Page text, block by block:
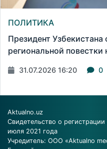
ПОЛИТИКА
Президент
региональной
31.07.2026 16:20 0
Aktualno.uz
Свидетельство о
июля 2021 года
Учредитель: ООО «Aktualno